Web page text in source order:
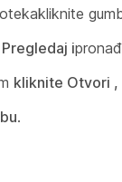
kliknite
Pregledaj i
kliknite Otvori ,
.